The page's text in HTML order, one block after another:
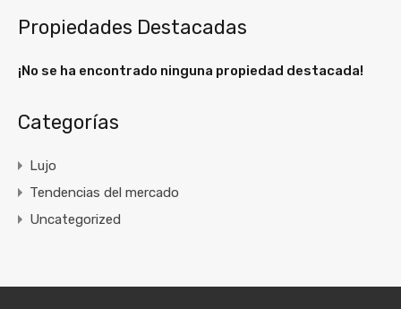
Propiedades Destacadas
¡No se ha encontrado ninguna propiedad destacada!
Categorías
Lujo
Tendencias del mercado
Uncategorized